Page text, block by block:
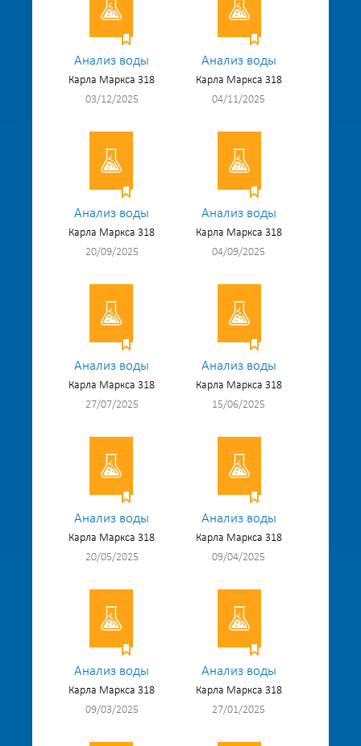
Анализ воды
Карла Маркса 318
03/12/2025
Анализ воды
Карла Маркса 318
04/11/2025
Анализ воды
Карла Маркса 318
20/09/2025
Анализ воды
Карла Маркса 318
04/09/2025
Анализ воды
Карла Маркса 318
27/07/2025
Анализ воды
Карла Маркса 318
15/06/2025
Анализ воды
Карла Маркса 318
20/05/2025
Анализ воды
Карла Маркса 318
09/04/2025
Анализ воды
Карла Маркса 318
09/03/2025
Анализ воды
Карла Маркса 318
27/01/2025